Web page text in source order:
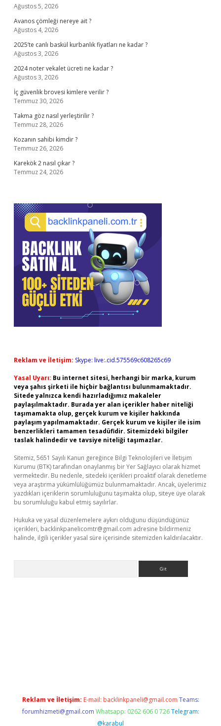
Ağustos 5, 2026
Avanos çömleği nereye ait ?
Ağustos 4, 2026
2025’te canlı baskül kurbanlık fiyatları ne kadar ?
Ağustos 3, 2026
2024 noter vekalet ücreti ne kadar ?
Ağustos 3, 2026
İç güvenlik brovesi kimlere verilir ?
Temmuz 30, 2026
Takma göz nasıl yerleştirilir ?
Temmuz 28, 2026
Kozanın sahibi kimdir ?
Temmuz 26, 2026
Karekök 2 nasıl çıkar ?
Temmuz 24, 2026
Reklam ve İletişim: Skype: live:.cid.575569c608265c69
Yasal Uyarı: Bu internet sitesi, herhangi bir marka, kurum
veya şahıs şirketi ile hiçbir bağlantısı bulunmamaktadır.
Sitede yalnızca kendi hazırladığımız makaleler
paylaşılmaktadır. Burada yer alan içerikler haber niteliği
taşımamakta olup, gerçek kurum ve kişiler hakkında
paylaşım yapılmamaktadır. Gerçek kurum ve kişiler ile isim
benzerlikleri tamamen tesadüfidir. Sitemizdeki bilgiler
taslak halindedir ve tavsiye niteliği taşımazlar.
Sitemiz, 5651 Sayılı Kanun gereğince Bilgi Teknolojileri ve İletişim
Kurumu (BTK) tarafından onaylanmış bir Yer Sağlayıcı olarak hizmet
vermektedir. Bu nedenle, sitedeki içerikleri proaktif olarak denetleme
veya araştırma yükümlülüğümüz bulunmamaktadır. Ancak, üyelerimiz
yazdıkları içeriklerin sorumluluğunu taşımakta olup, siteye üye olarak
bu sorumluluğu kabul etmiş sayılırlar.
Hukuka ve yasal düzenlemelere aykırı olduğunu düşündüğünüz
içerikleri, backlinkpanelicomtr@gmail.com adresine bildirmeniz
halinde, ilgili içerikler yasal süre içerisinde sitemizden kaldırılacaktır.
Reklam ve İletişim: E-mail: backlinkpaneli@gmail.com Teams:
forumhizmeti@gmail.com Whatsapp: 0262 606 0 726 Telegram:
@karabul